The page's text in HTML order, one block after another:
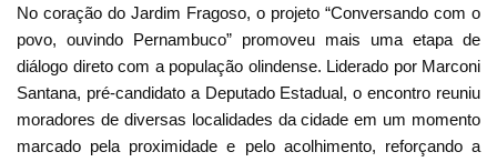
No coração do Jardim Fragoso, o projeto “Conversando com o
povo, ouvindo Pernambuco” promoveu mais uma etapa de
diálogo direto com a população olindense. Liderado por Marconi
Santana, pré-candidato a Deputado Estadual, o encontro reuniu
moradores de diversas localidades da cidade em um momento
marcado pela proximidade e pelo acolhimento, reforçando a